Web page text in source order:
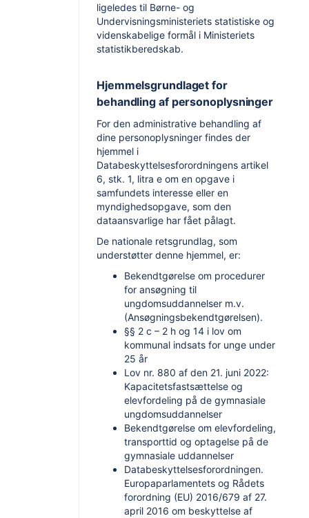
ligeledes til Børne- og
Undervisningsministeriets statistiske og
videnskabelige formål i Ministeriets
statistikberedskab.
Hjemmelsgrundlaget for
behandling af personoplysninger
For den administrative behandling af
dine personoplysninger findes der
hjemmel i
Databeskyttelsesforordningens artikel
6, stk. 1, litra e om en opgave i
samfundets interesse eller en
myndighedsopgave, som den
dataansvarlige har fået pålagt.
De nationale retsgrundlag, som
understøtter denne hjemmel, er:
Bekendtgørelse om procedurer
for ansøgning til
ungdomsuddannelser m.v.
(Ansøgningsbekendtgørelsen).
§§ 2 c – 2 h og 14 i lov om
kommunal indsats for unge under
25 år
Lov nr. 880 af den 21. juni 2022:
Kapacitetsfastsættelse og
elevfordeling på de gymnasiale
ungdomsuddannelser
Bekendtgørelse om elevfordeling,
transporttid og optagelse på de
gymnasiale uddannelser
Databeskyttelsesforordningen.
Europaparlamentets og Rådets
forordning (EU) 2016/679 af 27.
april 2016 om beskyttelse af